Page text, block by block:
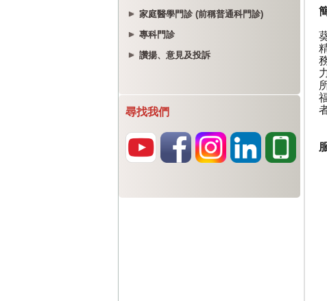
家庭醫學門診 (前稱普通科門診)
專科門診
讚揚、意見及投訴
尋找我們